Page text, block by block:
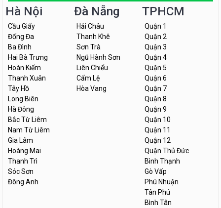
Hà Nội
Cầu Giấy
Đống Đa
Ba Đình
Hai Bà Trưng
Hoàn Kiếm
Thanh Xuân
Tây Hồ
Long Biên
Hà Đông
Bắc Từ Liêm
Nam Từ Liêm
Gia Lâm
Hoàng Mai
Thanh Trì
Sóc Sơn
Đông Anh
Đà Nẵng
Hải Châu
Thanh Khê
Sơn Trà
Ngũ Hành Sơn
Liên Chiểu
Cẩm Lệ
Hòa Vang
TPHCM
Quận 1
Quận 2
Quận 3
Quận 4
Quận 5
Quận 6
Quận 7
Quận 8
Quận 9
Quận 10
Quận 11
Quận 12
Quận Thủ Đức
Bình Thạnh
Gò Vấp
Phú Nhuận
Tân Phú
Bình Tân